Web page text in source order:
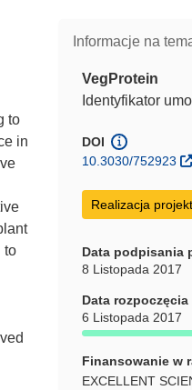
Informacje na
VegProtein
Identyfikator
DOI
10.3030/752923
Realizacja
Data podpisania
8 Listopada 2017
Data rozpoczęcia
6 Listopada 2017
Finansowanie w
EXCELLENT
to
in
to